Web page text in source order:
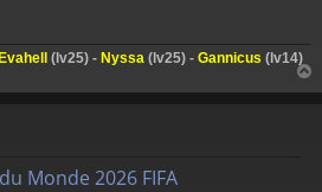
(lv25) - Nyssa (lv25) - Gannicus (lv14)
a
Monde 2026 FIFA